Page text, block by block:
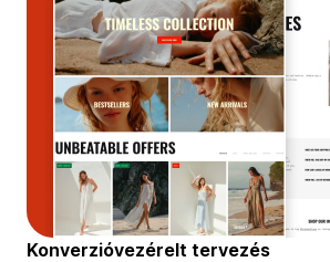
Konverzióvezérelt tervezés